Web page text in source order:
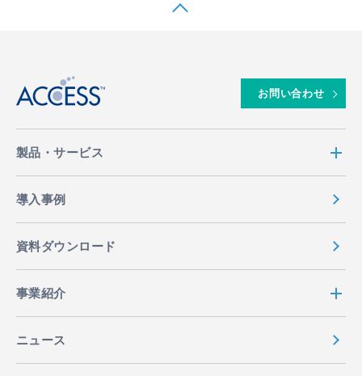
お問い合わせ
製品・サービス
導入事例
資料ダウンロード
事業紹介
ニュース